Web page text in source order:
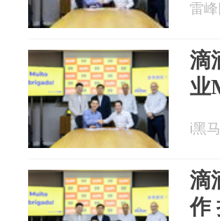
雷
滴
业
i黑
滴
作